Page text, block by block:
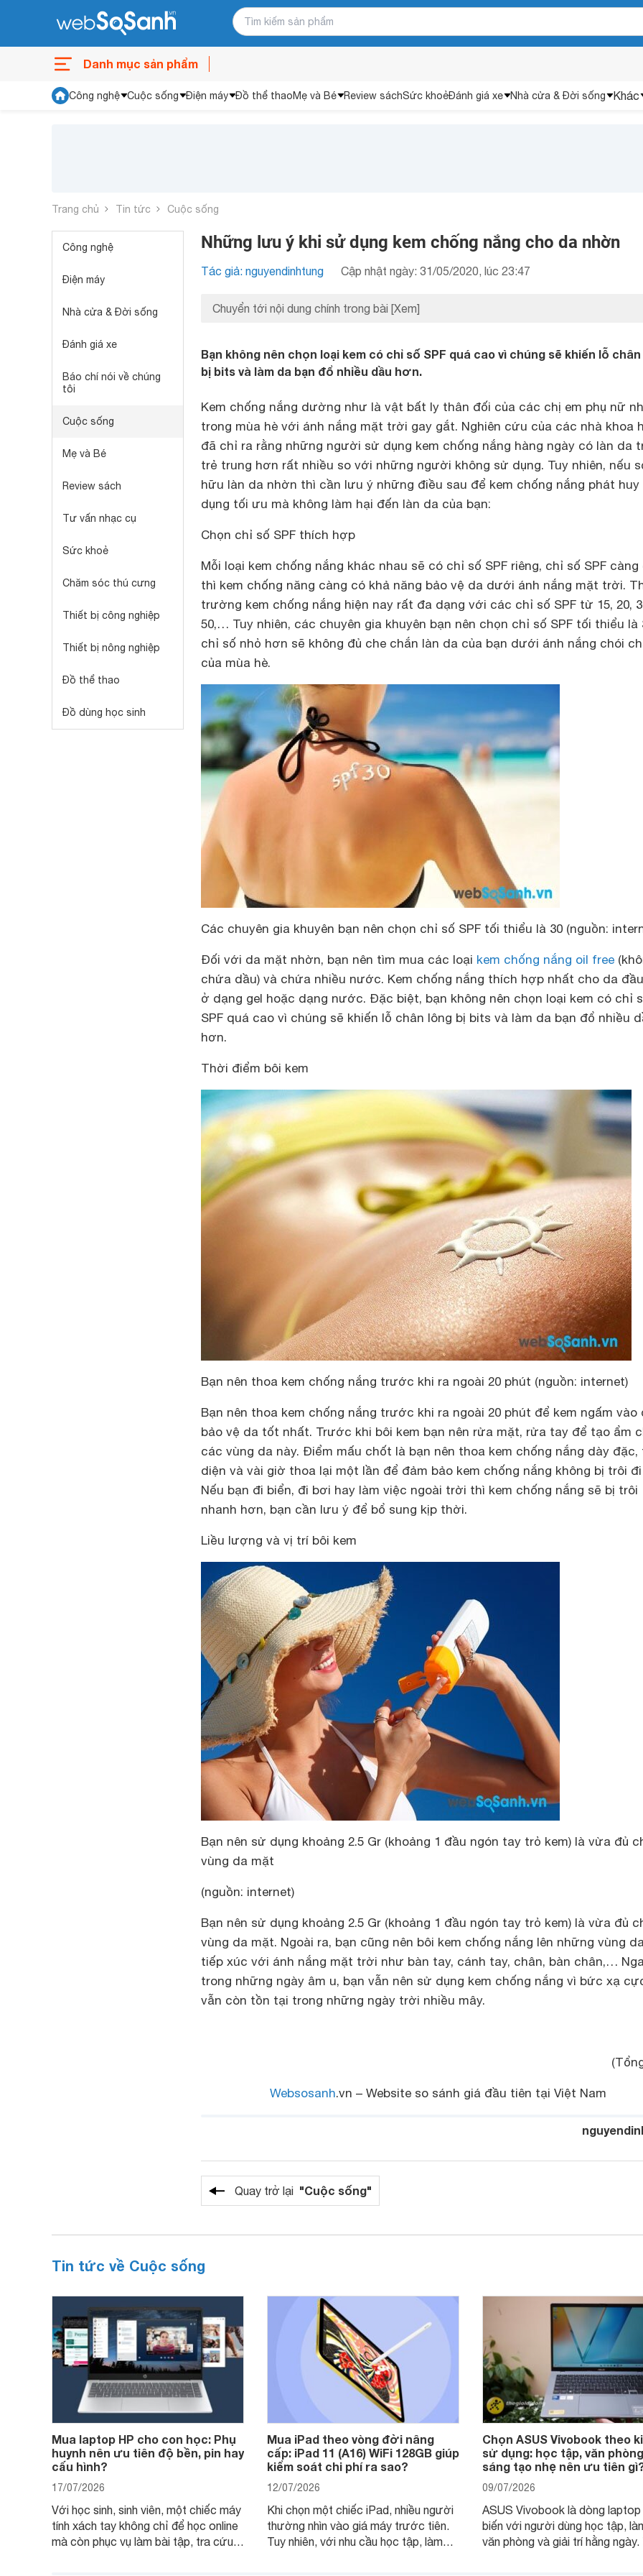
Danh mục sản phẩm
Công nghệ Cuộc sống Điện máy Đồ thể thaoMẹ và Bé Review sáchSức khoẻĐánh giá xe Nhà cửa & Đời sống Khác
Trang chủ Tin tức Cuộc sống
Công nghệ
Điện máy
Nhà cửa & Đời sống
Đánh giá xe
Báo chí nói về chúng
tôi
Cuộc sống
Mẹ và Bé
Review sách
Tư vấn nhạc cụ
Sức khoẻ
Chăm sóc thú cưng
Thiết bị công nghiệp
Thiết bị nông nghiệp
Đồ thể thao
Đồ dùng học sinh
Những lưu ý khi sử dụng kem chống nắng cho da nhờn
Tác giả: nguyendinhtung Cập nhật ngày: 31/05/2020, lúc 23:47
Chuyển tới nội dung chính trong bài [Xem]
Bạn không nên chọn loại kem có chỉ số SPF quá cao vì chúng sẽ khiến lỗ
bị bits và làm da bạn đổ nhiều dầu hơn.
Kem chống nắng dường như là vật bất ly thân đối của các chị em phụ nữ
trong mùa hè với ánh nắng mặt trời gay gắt. Nghiên cứu của các nhà khoa
đã chỉ ra rằng những người sử dụng kem chống nắng hàng ngày có làn da
trẻ trung hơn rất nhiều so với những người không sử dụng. Tuy nhiên, nếu
hữu làn da nhờn thì cần lưu ý những điều sau để kem chống nắng phát huy
dụng tối ưu mà không làm hại đến làn da của bạn:
Chọn chỉ số SPF thích hợp
Mỗi loại kem chống nắng khác nhau sẽ có chỉ số SPF riêng, chỉ số SPF càng
thì kem chống năng càng có khả năng bảo vệ da dưới ánh nắng mặt trời.
trường kem chống nắng hiện nay rất đa dạng với các chỉ số SPF từ 15, 20,
50,… Tuy nhiên, các chuyên gia khuyên bạn nên chọn chỉ số SPF tối thiểu là
chỉ số nhỏ hơn sẽ không đủ che chắn làn da của bạn dưới ánh nắng chói
của mùa hè.
Các chuyên gia khuyên bạn nên chọn chỉ số SPF tối thiểu là 30 (nguồn:
Đối với da mặt nhờn, bạn nên tìm mua các loại kem chống nắng oil free
chứa dầu) và chứa nhiều nước. Kem chống nắng thích hợp nhất cho da
ở dạng gel hoặc dạng nước. Đặc biệt, bạn không nên chọn loại kem có chỉ
SPF quá cao vì chúng sẽ khiến lỗ chân lông bị bits và làm da bạn đổ nhiều
hơn.
Thời điểm bôi kem
Bạn nên thoa kem chống nắng trước khi ra ngoài 20 phút (nguồn: internet)
Bạn nên thoa kem chống nắng trước khi ra ngoài 20 phút để kem ngấm vào
bảo vệ da tốt nhất. Trước khi bôi kem bạn nên rửa mặt, rửa tay để tạo ẩm
các vùng da này. Điểm mấu chốt là bạn nên thoa kem chống nắng dày đặc,
diện và vài giờ thoa lại một lần để đảm bảo kem chống nắng không bị trôi
Nếu bạn đi biển, đi bơi hay làm việc ngoài trời thì kem chống nắng sẽ bị trôi
nhanh hơn, bạn cần lưu ý để bổ sung kịp thời.
Liều lượng và vị trí bôi kem
Bạn nên sử dụng khoảng 2.5 Gr (khoảng 1 đầu ngón tay trỏ kem) là vừa đủ
vùng da mặt
(nguồn: internet)
Bạn nên sử dụng khoảng 2.5 Gr (khoảng 1 đầu ngón tay trỏ kem) là vừa đủ
vùng da mặt. Ngoài ra, bạn cũng nên bôi kem chống nắng lên những vùng
tiếp xúc với ánh nắng mặt trời như bàn tay, cánh tay, chân, bàn chân,…
trong những ngày âm u, bạn vẫn nên sử dụng kem chống nắng vì bức xạ
vẫn còn tồn tại trong những ngày trời nhiều mây.
Websosanh.vn – Website so sánh giá đầu tiên tại Việt Nam
Quay trở lại "Cuộc sống"
Tin tức về Cuộc sống
Mua laptop HP cho con học: Phụ
huynh nên ưu tiên độ bền, pin hay
cấu hình?
17/07/2026
Với học sinh, sinh viên, một chiếc máy
tính xách tay không chỉ để học online
mà còn phục vụ làm bài tập, tra cứu,
Mua iPad theo vòng đời nâng
cấp: iPad 11 (A16) WiFi 128GB giúp
kiểm soát chi phí ra sao?
12/07/2026
Khi chọn một chiếc iPad, nhiều người
thường nhìn vào giá máy trước tiên.
Tuy nhiên, với nhu cầu học tập, làm
Chọn ASUS Vivobook theo
sử dụng: học tập, văn
sáng tạo nhẹ nên ưu tiên
09/07/2026
ASUS Vivobook là dòng laptop
biến với người dùng học tập,
văn phòng và giải trí hằng ngày.